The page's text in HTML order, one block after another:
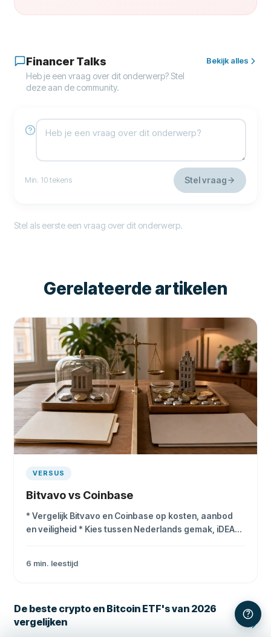
Financer Talks
Heb je een vraag over dit onderwerp? Stel
deze aan de community.
Bekijk alles
Min. 10 tekens Stel vraag
Stel als eerste een vraag over dit onderwerp.
Gerelateerde artikelen
VERSUS
Bitvavo vs Coinbase
* Vergelijk Bitvavo en Coinbase op kosten, aanbod
en veiligheid * Kies tussen Nederlands gemak, iDEAL
6 min. leestijd
De beste crypto en Bitcoin ETF's van 2026
vergelijken